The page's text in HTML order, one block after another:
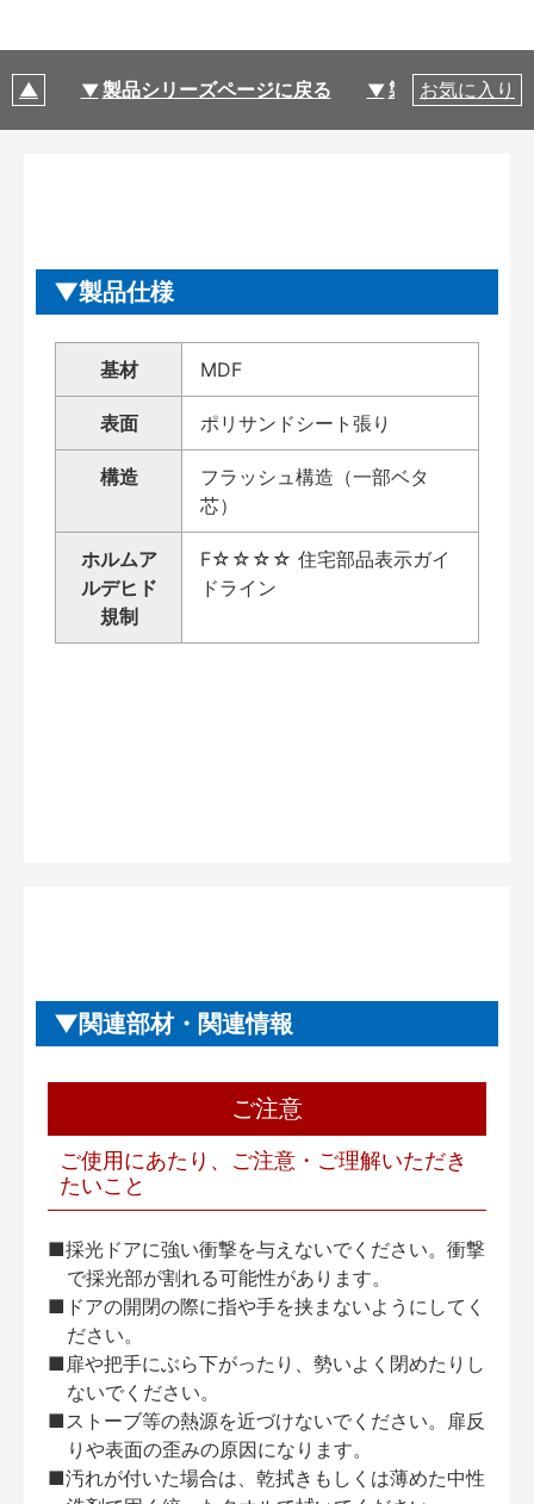
製品シリーズページに戻る 製品仕様
お気に入り
製品仕様
基材 MDF
表面 ポリサンドシート張り
構造
フラッシュ構造（一部ベタ
芯）
ホルムア
ルデヒド
規制
F☆☆☆☆ 住宅部品表示ガイ
ドライン
関連部材・関連情報
ご注意
ご使用にあたり、ご注意・ご理解いただき
たいこと
■採光ドアに強い衝撃を与えないでください。衝撃
で採光部が割れる可能性があります。
■ドアの開閉の際に指や手を挟まないようにしてく
ださい。
■扉や把手にぶら下がったり、勢いよく閉めたりし
ないでください。
■ストーブ等の熱源を近づけないでください。扉反
りや表面の歪みの原因になります。
■汚れが付いた場合は、乾拭きもしくは薄めた中性